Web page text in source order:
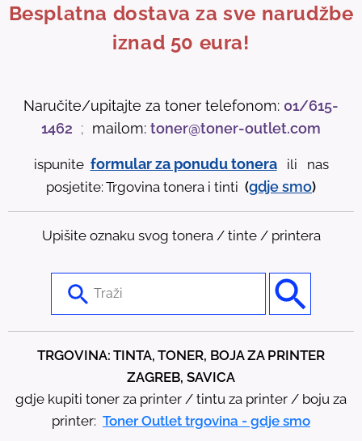
Besplatna dostava za sve narudžbe
iznad 50 eura!
Naručite/upitajte za toner telefonom: 01/615-
1462 ; mailom: toner@toner-outlet.com
ispunite formular za ponudu tonera
ili nas
posjetite: Trgovina tonera i tinti (gdjesmo)
Upišite oznaku svog tonera / tinte / printera
t
TRGOVINA: TINTA, TONER, BOJA ZA PRINTER
ZAGREB, SAVICA
gdje kupiti toner za printer / tintu za printer / boju za
printer: Toner Outlet trgovina - gdje smo